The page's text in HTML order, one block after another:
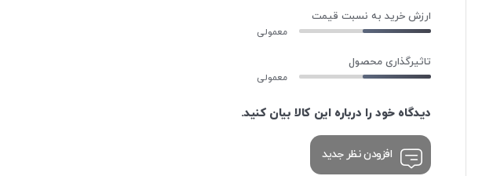
ارزش خرید به نسبت قیمت
معمولی
تاثیرگذاری محصول
معمولی
دیدگاه خود را درباره این کالا بیان کنید.
افزودن نظر جدید